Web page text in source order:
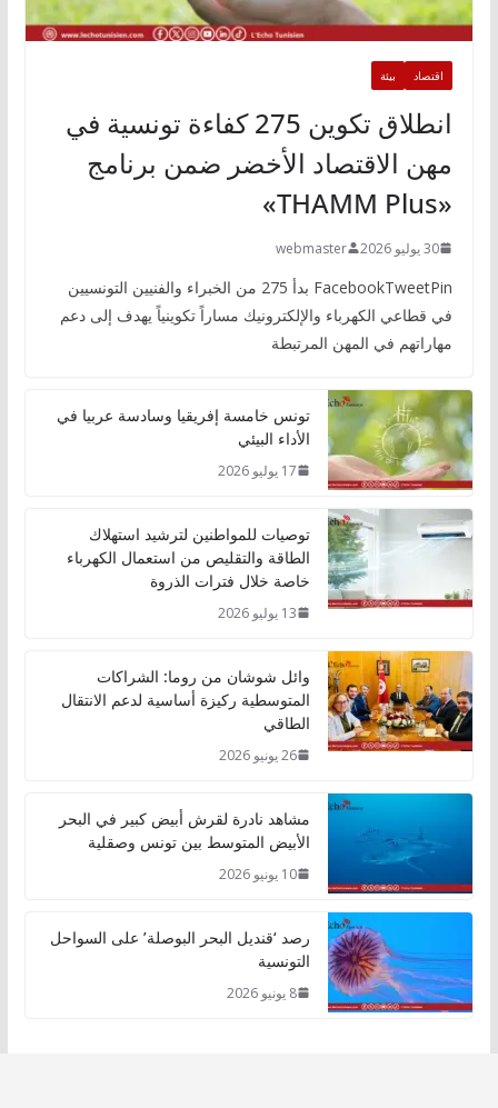
اقتصاد بيئة
انطلاق تكوين 275 كفاءة تونسية في
مهن الاقتصاد الأخضر ضمن برنامج
«THAMM Plus»
30 يوليو 2026 webmaster
FacebookTweetPin بدأ 275 من الخبراء والفنيين التونسيين
في قطاعي الكهرباء والإلكترونيك مساراً تكوينياً يهدف إلى دعم
مهاراتهم في المهن المرتبطة
تونس خامسة إفريقيا وسادسة عربيا في
الأداء البيئي
17 يوليو 2026
توصيات للمواطنين لترشيد استهلاك
الطاقة والتقليص من استعمال الكهرباء
خاصة خلال فترات الذروة
13 يوليو 2026
وائل شوشان من روما: الشراكات
المتوسطية ركيزة أساسية لدعم الانتقال
الطاقي
26 يونيو 2026
مشاهد نادرة لقرش أبيض كبير في البحر
الأبيض المتوسط بين تونس وصقلية
10 يونيو 2026
رصد ‘قنديل البحر البوصلة’ على السواحل
التونسية
8 يونيو 2026